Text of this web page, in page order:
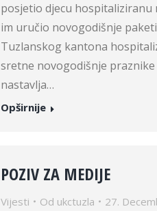
posjetio djecu hospitaliziranu
im uručio novogodišnje
Tuzlanskog kantona
sretne novogodišnje praznike
nastavlja…
Opširnije
POZIV ZA MEDIJE
Vijesti Od ukctuzla 27.